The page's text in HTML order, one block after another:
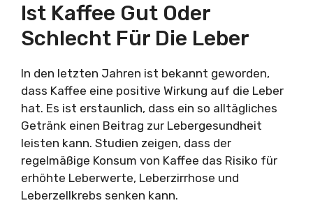
Ist Kaffee Gut Oder
Schlecht Für Die Leber
In den letzten Jahren ist bekannt geworden,
dass Kaffee eine positive Wirkung auf die Leber
hat. Es ist erstaunlich, dass ein so alltägliches
Getränk einen Beitrag zur Lebergesundheit
leisten kann. Studien zeigen, dass der
regelmäßige Konsum von Kaffee das Risiko für
erhöhte Leberwerte, Leberzirrhose und
Leberzellkrebs senken kann.